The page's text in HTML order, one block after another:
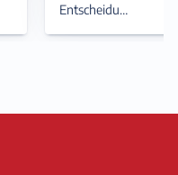
Entscheidu…